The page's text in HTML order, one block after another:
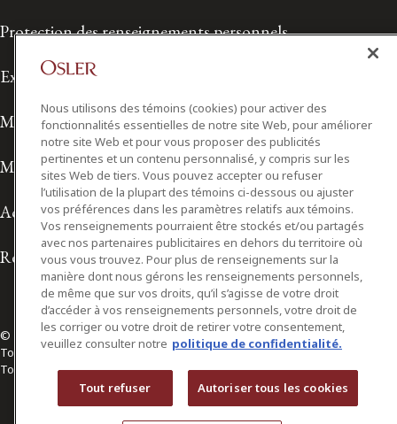
Protection des renseignements personnels
Exonération de responsabilité
Modalités de prestation de services
Modalités d'utilisation
Accessibilité
Relations avec les médias
© 2026 Osler, Hoskin & Harcourt S.E.N.C.R.L./s.r.l.
Tous droits réservés
Toronto | Montréal | Calgary | Vancouver | Ottawa | New York
Nous utilisons des témoins (cookies) pour activer des
fonctionnalités essentielles de notre site Web, pour améliorer
notre site Web et pour vous proposer des publicités
pertinentes et un contenu personnalisé, y compris sur les
sites Web de tiers. Vous pouvez accepter ou refuser
l’utilisation de la plupart des témoins ci-dessous ou ajuster
vos préférences dans les paramètres relatifs aux témoins.
Vos renseignements pourraient être stockés et/ou partagés
avec nos partenaires publicitaires en dehors du territoire où
vous vous trouvez. Pour plus de renseignements sur la
manière dont nous gérons les renseignements personnels,
de même que sur vos droits, qu’il s’agisse de votre droit
d’accéder à vos renseignements personnels, votre droit de
les corriger ou votre droit de retirer votre consentement,
veuillez consulter notre politique de confidentialité.
Tout refuser Autoriser tous les cookies